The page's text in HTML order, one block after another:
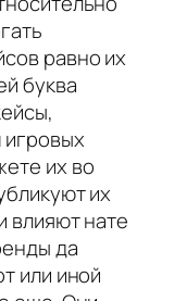
равно их
буква
их во
их
влияют нате
да
или иной